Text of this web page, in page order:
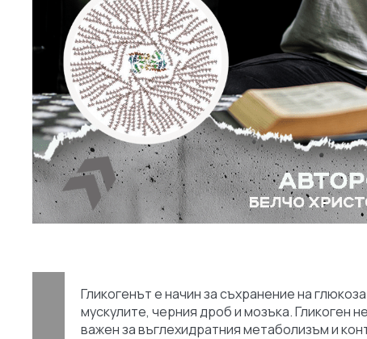
Гликогенът е начин за съхранение на
мускулите, черния дроб и мозъка. Гликоген
важен за въглехидратния метаболизъм и